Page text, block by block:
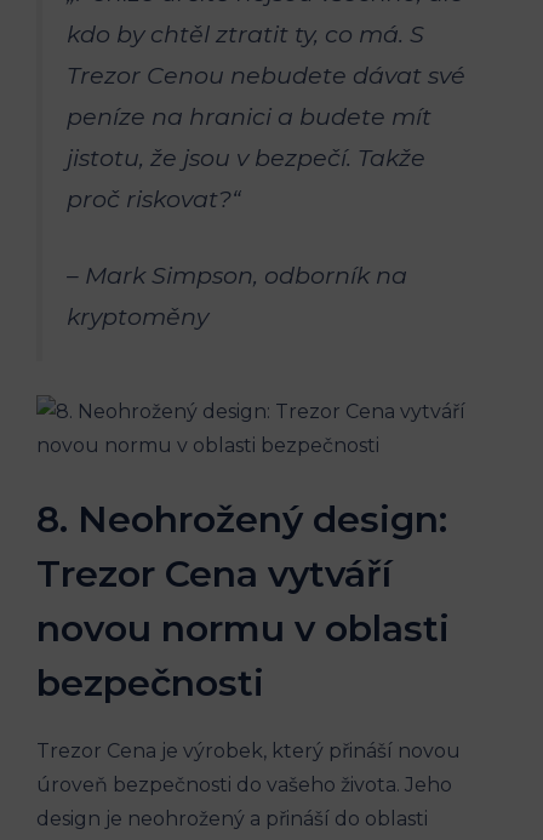
kdo by chtěl ztratit ty, co má. S
Trezor Cenou nebudete dávat své
peníze na hranici a budete mít
jistotu, že jsou v bezpečí. Takže
proč riskovat?“
– Mark Simpson, odborník na
kryptoměny
8. Neohrožený design:
Trezor Cena vytváří
novou normu v oblasti
bezpečnosti
Trezor Cena je výrobek, který přináší novou
úroveň bezpečnosti do vašeho života. Jeho
design je neohrožený a přináší do oblasti